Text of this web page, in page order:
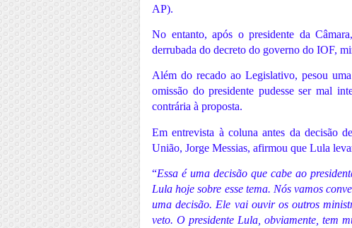
AP).
No entanto, após o presidente da
derrubada do decreto do governo do IOF,
Além do recado ao Legislativo, pesou
omissão do presidente pudesse ser mal
contrária à proposta.
Em entrevista à coluna antes da decisão
União, Jorge Messias, afirmou que Lula
“Essa é uma decisão que cabe ao
Lula hoje sobre esse tema. Nós vamos
uma decisão. Ele vai ouvir os outros
veto. O presidente Lula, obviamente, tem